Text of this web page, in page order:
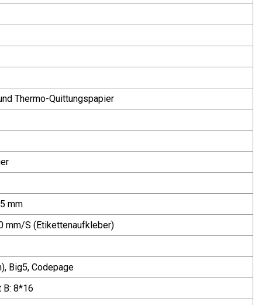
Thermo-Quittungspapier
mm
mm/S (Etikettenaufkleber)
Big5, Codepage
B: 8*16